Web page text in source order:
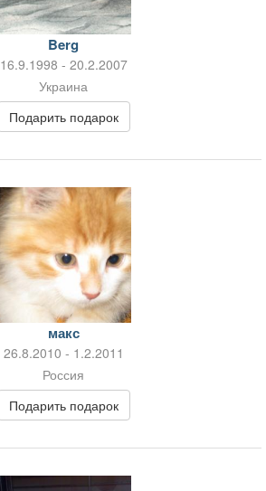
Berg
16.9.1998 - 20.2.2007
Украина
Подарить подарок
макс
26.8.2010 - 1.2.2011
Россия
Подарить подарок